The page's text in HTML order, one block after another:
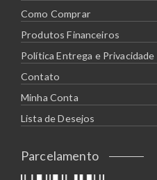
Como Comprar
Produtos Financeiros
Política Entrega e Privacidade
Contato
Minha Conta
Lista de Desejos
Parcelamento